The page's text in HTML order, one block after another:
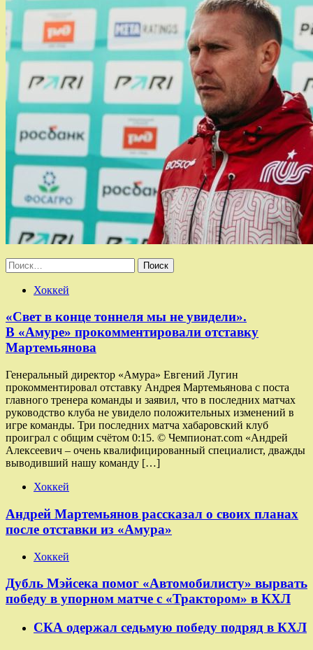
Найти:
Хоккей
«Свет в конце тоннеля мы не увидели».
В «Амуре» прокомментировали отставку
Мартемьянова
Генеральный директор «Амура» Евгений Лугин
прокомментировал отставку Андрея Мартемьянова с поста
главного тренера команды и заявил, что в последних матчах
руководство клуба не увидело положительных изменений в
игре команды. Три последних матча хабаровский клуб
проиграл с общим счётом 0:15. © Чемпионат.com «Андрей
Алексеевич – очень квалифицированный специалист, дважды
выводивший нашу команду […]
Хоккей
Андрей Мартемьянов рассказал о своих планах
после отставки из «Амура»
Хоккей
Дубль Мэйсека помог «Автомобилисту» вырвать
победу в упорном матче с «Трактором» в КХЛ
СКА одержал седьмую победу подряд в КХЛ